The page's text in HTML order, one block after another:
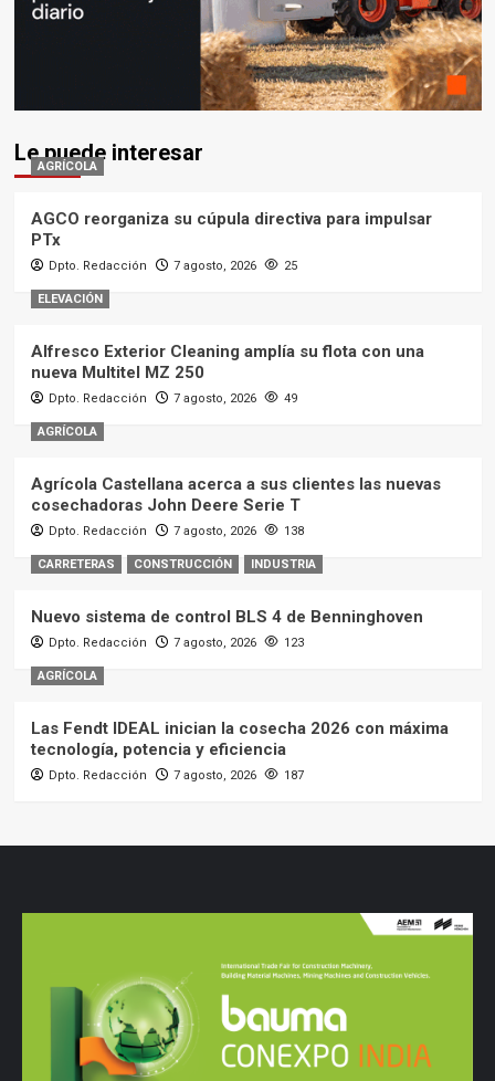
Le puede interesar
AGRÍCOLA
AGCO reorganiza su cúpula directiva para impulsar
PTx
Dpto. Redacción 7 agosto, 2026 25
ELEVACIÓN
Alfresco Exterior Cleaning amplía su flota con una
nueva Multitel MZ 250
Dpto. Redacción 7 agosto, 2026 49
AGRÍCOLA
Agrícola Castellana acerca a sus clientes las nuevas
cosechadoras John Deere Serie T
Dpto. Redacción 7 agosto, 2026 138
CARRETERAS CONSTRUCCIÓN INDUSTRIA
Nuevo sistema de control BLS 4 de Benninghoven
Dpto. Redacción 7 agosto, 2026 123
AGRÍCOLA
Las Fendt IDEAL inician la cosecha 2026 con máxima
tecnología, potencia y eficiencia
Dpto. Redacción 7 agosto, 2026 187